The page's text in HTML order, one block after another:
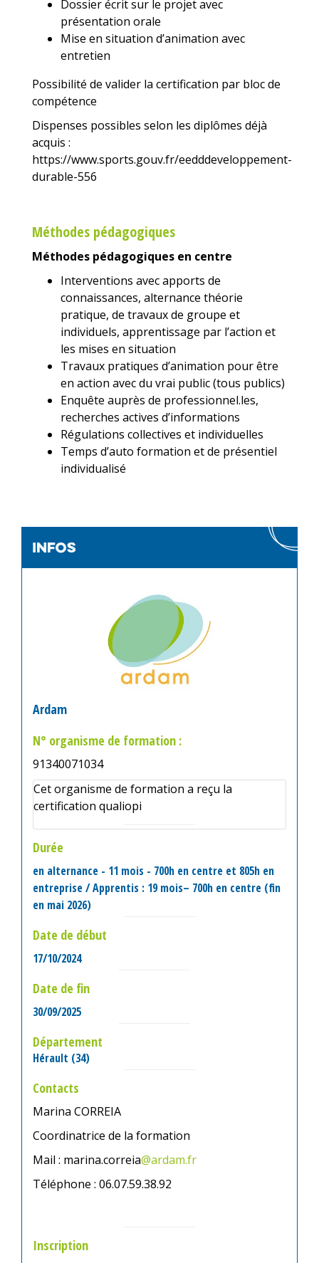
Dossier écrit sur le projet avec
présentation orale
Mise en situation d’animation avec
entretien
Possibilité de valider la certification par bloc de
compétence
Dispenses possibles selon les diplômes déjà
acquis :
https://www.sports.gouv.fr/eedddeveloppement-
durable-556
Méthodes pédagogiques
Méthodes pédagogiques en centre
Interventions avec apports de
connaissances, alternance théorie
pratique, de travaux de groupe et
individuels, apprentissage par l’action et
les mises en situation
Travaux pratiques d’animation pour être
en action avec du vrai public (tous publics)
Enquête auprès de professionnel.les,
recherches actives d’informations
Régulations collectives et individuelles
Temps d’auto formation et de présentiel
individualisé
infos
Ardam
N° organisme de formation :
91340071034
Cet organisme de formation a reçu la
certification qualiopi
Durée
en alternance - 11 mois - 700h en centre et 805h en
entreprise / Apprentis : 19 mois– 700h en centre (fin
en mai 2026)
Date de début
17/10/2024
Date de fin
30/09/2025
Département
Hérault (34)
Contacts
Marina CORREIA
Coordinatrice de la formation
Mail : marina.correia@ardam.fr
Téléphone : 06.07.59.38.92
Inscription